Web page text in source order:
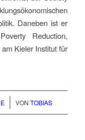
Daneben ist er
Reduction,
Kieler Institut für
VON TOBIAS